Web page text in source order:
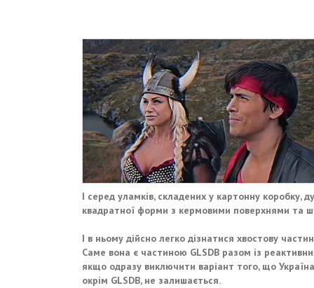
І серед уламків, складених у картонну
квадратної форми з кермовими поверхнями та
І в ньому дійсно легко дізнатися хвостову
Саме вона є частиною GLSDB разом із
якщо одразу виключити варіант того, що
окрім GLSDB, не залишається.